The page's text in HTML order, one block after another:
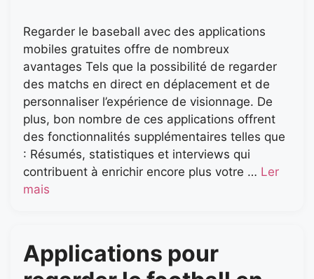
Regarder le baseball avec des applications
mobiles gratuites offre de nombreux
avantages Tels que la possibilité de regarder
des matchs en direct en déplacement et de
personnaliser l’expérience de visionnage. De
plus, bon nombre de ces applications offrent
des fonctionnalités supplémentaires telles que
: Résumés, statistiques et interviews qui
contribuent à enrichir encore plus votre … Ler
mais
Applications pour